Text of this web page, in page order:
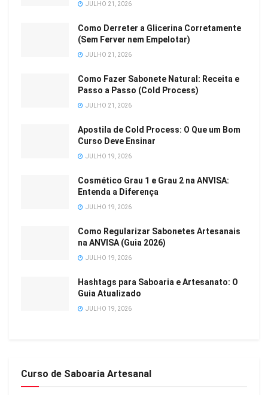
JULHO 21, 2026
Como Derreter a Glicerina Corretamente
(Sem Ferver nem Empelotar)
JULHO 21, 2026
Como Fazer Sabonete Natural: Receita e
Passo a Passo (Cold Process)
JULHO 21, 2026
Apostila de Cold Process: O Que um Bom
Curso Deve Ensinar
JULHO 19, 2026
Cosmético Grau 1 e Grau 2 na ANVISA:
Entenda a Diferença
JULHO 19, 2026
Como Regularizar Sabonetes Artesanais
na ANVISA (Guia 2026)
JULHO 19, 2026
Hashtags para Saboaria e Artesanato: O
Guia Atualizado
JULHO 19, 2026
Curso de Saboaria Artesanal